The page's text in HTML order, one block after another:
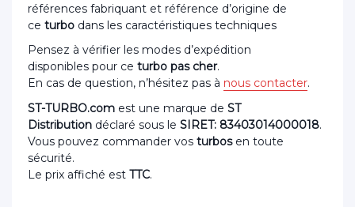
références fabriquant et référence d’origine de
ce turbo dans les caractéristiques techniques
Pensez à vérifier les modes d’expédition
disponibles pour ce turbo pas cher.
En cas de question, n’hésitez pas à nous contacter.
ST-TURBO.com est une marque de ST
Distribution déclaré sous le SIRET: 83403014000018.
Vous pouvez commander vos turbosen toute
sécurité.
Le prix affiché est TTC.